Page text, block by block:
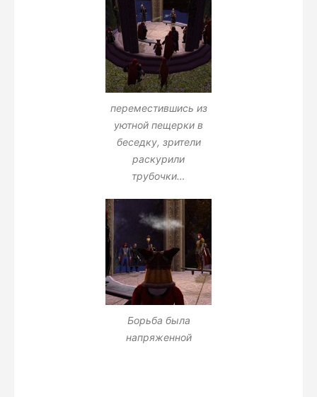
переместившись из
уютной пещерки в
беседку, зрители
раскурили
трубочки…
Борьба была
напряженной